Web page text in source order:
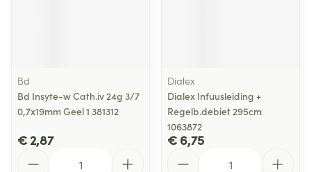
Bd
Bd Insyte-w Cath.iv 24g 3/7
0,7x19mm Geel 1 381312
€ 2,87
Dialex
Dialex Infuusleiding +
Regelb.debiet 295cm
1063872
€ 6,75